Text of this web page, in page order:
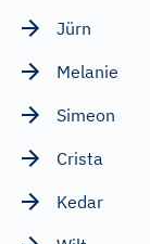
Jürn
Melanie
Simeon
Crista
Kedar